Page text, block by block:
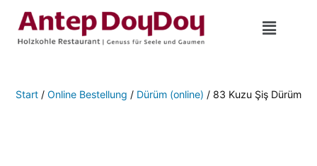
Start / Online Bestellung / Dürüm (online) / 83 Kuzu Şiş Dürüm